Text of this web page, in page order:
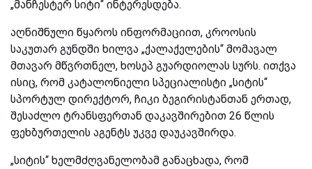
„მანჩესტერ სიტი“ ინტერესდება.
აღნიშნული წყაროს ინფორმაციით, კროოსის
საკუთარ გუნდში ხილვა „ქალაქელების“ მომავალ
მთავარ მწვრთნელ, ხოსეპ გუარდიოლას სურს. ითქვა
ისიც, რომ კატალონიელი სპეციალისტი „სიტის“
სპორტულ დირექტორ, ჩიკი ბეგირისტანთან ერთად,
შესაძლო ტრანსფერთან დაკავშირებით 26 წლის
ფეხბურთელის აგენტს უკვე დაუკავშირდა.
„სიტის“ ხელმძღვანელობამ განაცხადა, რომ